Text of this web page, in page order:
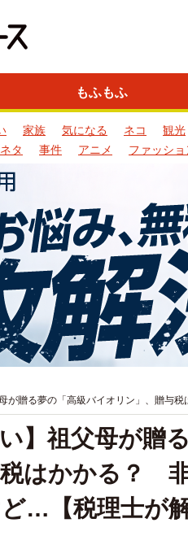
もふもふ
家族 気になる ネコ 観光
タ 事件 アニメ ファッショ
が贈る夢の「高級バイオリン」、贈与
】祖父母が贈
はかかる？
…【税理士が解